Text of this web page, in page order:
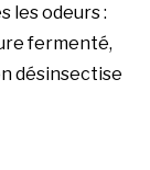
les odeurs :
fermenté,
désinsectise